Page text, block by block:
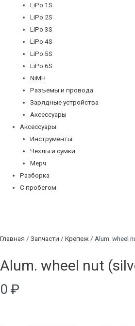
LiPo 1S
LiPo 2S
LiPo 3S
LiPo 4S
LiPo 5S
LiPo 6S
NiMH
Разъемы и провода
Зарядные устройства
Аксессуары
Аксессуары
Инструменты
Чехлы и сумки
Мерч
Разборка
С пробегом
Главная / Запчасти / Крепеж / Alum. wheel
Alum. wheel nut
0 ₽